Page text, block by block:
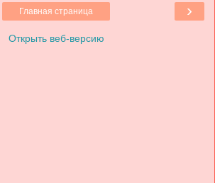
›
Главная страница
Открыть веб-версию